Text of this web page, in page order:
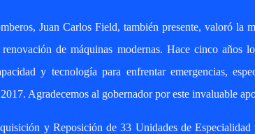
Juan Carlos Field, también presente, valoró la
de máquinas modernas. Hace cinco años
y tecnología para enfrentar emergencias,
Agradecemos al gobernador por este invaluable
y Reposición de 33 Unidades de